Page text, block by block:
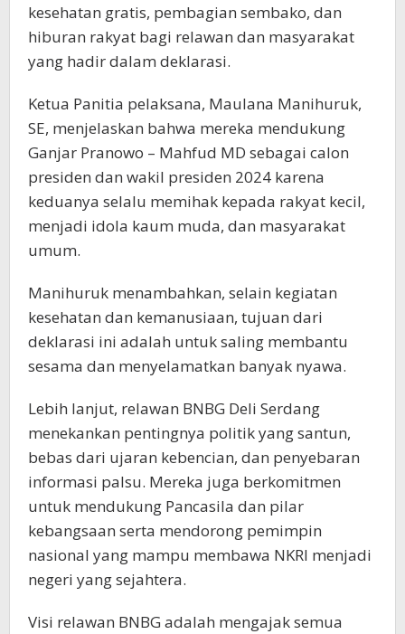
kesehatan gratis, pembagian sembako, dan
hiburan rakyat bagi relawan dan masyarakat
yang hadir dalam deklarasi.
Ketua Panitia pelaksana, Maulana Manihuruk,
SE, menjelaskan bahwa mereka mendukung
Ganjar Pranowo – Mahfud MD sebagai calon
presiden dan wakil presiden 2024 karena
keduanya selalu memihak kepada rakyat kecil,
menjadi idola kaum muda, dan masyarakat
umum.
Manihuruk menambahkan, selain kegiatan
kesehatan dan kemanusiaan, tujuan dari
deklarasi ini adalah untuk saling membantu
sesama dan menyelamatkan banyak nyawa.
Lebih lanjut, relawan BNBG Deli Serdang
menekankan pentingnya politik yang santun,
bebas dari ujaran kebencian, dan penyebaran
informasi palsu. Mereka juga berkomitmen
untuk mendukung Pancasila dan pilar
kebangsaan serta mendorong pemimpin
nasional yang mampu membawa NKRI menjadi
negeri yang sejahtera.
Visi relawan BNBG adalah mengajak semua